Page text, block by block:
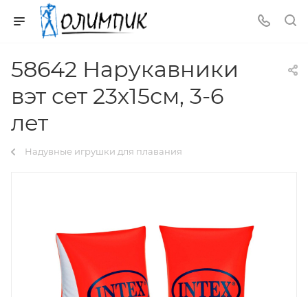
58642 Нарукавники
вэт сет 23х15см, 3-6
лет
Надувные игрушки для плавания